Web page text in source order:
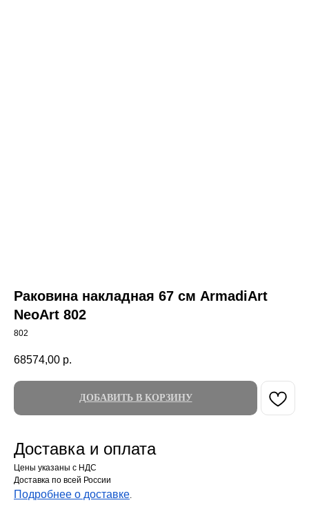
Раковина накладная 67 см ArmadiArt
NeoArt 802
802
68574,00 р.
ДОБАВИТЬ В КОРЗИНУ
Доставка и оплата
Цены указаны с НДС
Доставка по всей России
Подробнее о доставке.